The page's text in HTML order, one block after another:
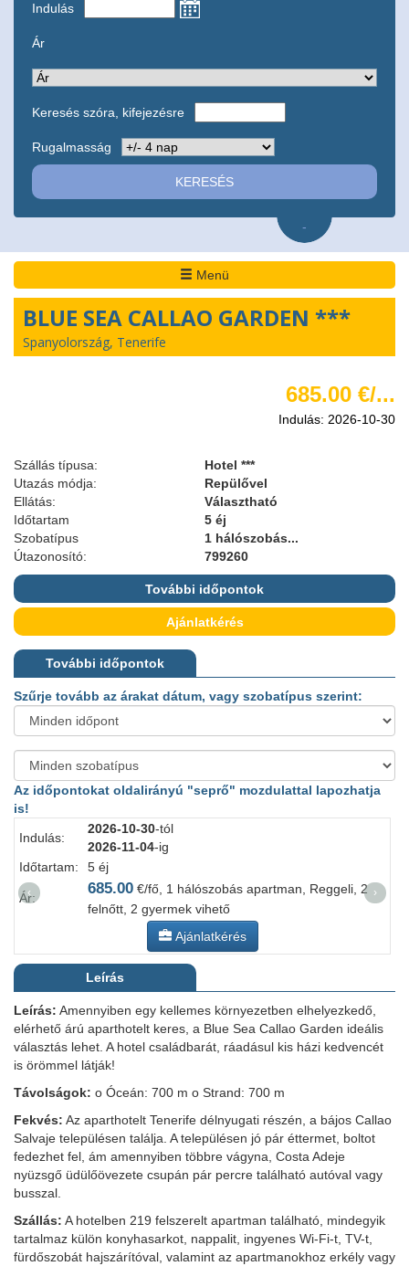
Indulás
Ár
Keresés szóra, kifejezésre
Rugalmasság
-
Menü
BLUE SEA CALLAO GARDEN ***
Spanyolország, Tenerife
685.00 €/...
Indulás: 2026-10-30
Szállás típusa:
Hotel ***
Utazás módja:
Repülővel
Ellátás:
Választható
Időtartam
5 éj
Szobatípus
1 hálószobás...
Útazonosító:
799260
További időpontok
Ajánlatkérés
További időpontok
Szűrje tovább az árakat dátum, vagy szobatípus szerint:
Az időpontokat oldalirányú "seprő" mozdulattal lapozhatja
is!
Indulás:
2026-10-30-tól
2026-11-04-ig
Időtartam:
5 éj
Ár:
685.00 €/fő, 1 hálószobás apartman, Reggeli, 2
felnőtt, 2 gyermek vihető
Ajánlatkérés
‹ ›
Leírás
Leírás: Amennyiben egy kellemes környezetben elhelyezkedő,
elérhető árú aparthotelt keres, a Blue Sea Callao Garden ideális
választás lehet. A hotel családbarát, ráadásul kis házi kedvencét
is örömmel látják!
Távolságok: o Óceán: 700 m o Strand: 700 m
Fekvés: Az aparthotelt Tenerife délnyugati részén, a bájos Callao
Salvaje településen találja. A településen jó pár éttermet, boltot
fedezhet fel, ám amennyiben többre vágyna, Costa Adeje
nyüzsgő üdülőövezete csupán pár percre található autóval vagy
busszal.
Szállás: A hotelben 219 felszerelt apartman található, mindegyik
tartalmaz külön konyhasarkot, nappalit, ingyenes Wi-Fi-t, TV-t,
fürdőszobát hajszárítóval, valamint az apartmanokhoz erkély vagy